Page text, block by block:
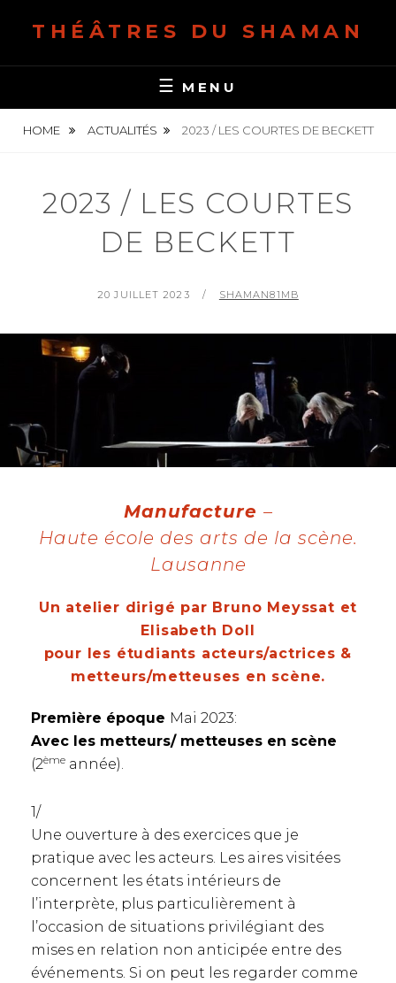
THÉÂTRES DU SHAMAN
MENU
HOME ACTUALITÉS 2023 / LES COURTES DE BECKETT
2023 / LES COURTES
DE BECKETT
P
T
E
20 JUILLET 2023
B
SHAMAN81MB
Manufacture –
Haute école des arts de la scène.
Lausanne
Un atelier dirigé par Bruno Meyssat et
Elisabeth Doll
pour les étudiants acteurs/actrices &
metteurs/metteuses en scène.
Première époque Mai 2023:
Avec les metteurs/ metteuses en scène
(2ème année).
1/
Une ouverture à des exercices que je
pratique avec les acteurs. Les aires visitées
concernent les états intérieurs de
l’interprète, plus particulièrement à
l’occasion de situations privilégiant des
mises en relation non anticipée entre des
événements. Si on peut les regarder comme